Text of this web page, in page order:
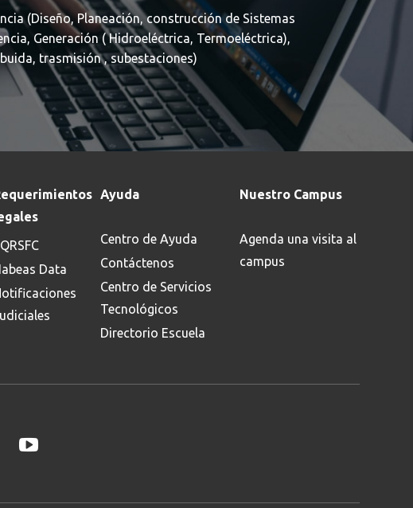
(Diseño, Planeación, construcción de Sistemas
Generación ( Hidroeléctrica, Termoeléctrica),
trasmisión , subestaciones)
Data
Ayuda
Centro de Ayuda
Contáctenos
Centro de Servicios
Tecnológicos
Directorio Escuela
Nuestro Campus
Agenda una visita al
campus